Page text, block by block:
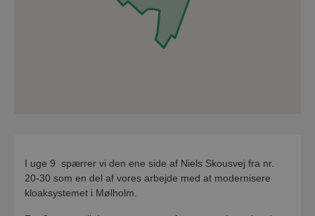
I uge 9 spærrer vi den ene side af Niels Skousvej fra nr.
20-30 som en del af vores arbejde med at modernisere
kloaksystemet i Mølholm.